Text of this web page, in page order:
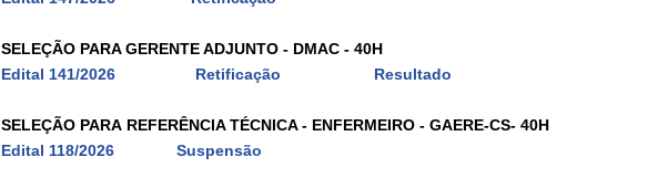
SELEÇÃO PARA GERENTE ADJUNTO - DMAC - 40H
Edital 141/2026
Retificação Resultado
SELEÇÃO PARA REFERÊNCIA TÉCNICA - ENFERMEIRO - GAERE-CS- 40H
Edital 118/2026
Suspensão